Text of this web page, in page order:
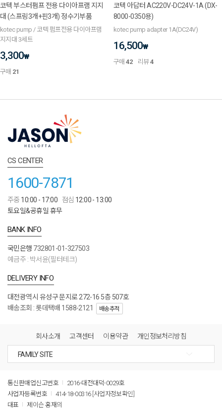
코텍 부스터펌프 전용 다이아프램 지지
대 (스프링3개+핀3개) 정수기부품
kotec pump / 코텍 펌프전용 다이아프램
지지대 3세트
3,300₩
구매 21
코텍 아답터 AC220V-DC24V-1A (DX-
8000-0350용)
kotec pump adapter 1A(DC24V)
16,500₩
구매42 리뷰4
CS CENTER
1600-7871
주중 10:00 - 17:00 점심 12:00 - 13:00
토요일&공휴일 휴무
BANK INFO
국민은행 732801-01-327503
예금주 : 박서윤(필터테크)
DELIVERY INFO
대전광역시 유성구 문지로 272-16 5층 507호
배송조회 : 롯데택배 1588-2121
배송추적
회사소개 고객센터 이용약관 개인정보처리방침
통신판매업신고번호
2016-대전대덕-0029호
사업자등록번호
414-18-00316 [사업자정보확인]
대표
제이슨 홍재의